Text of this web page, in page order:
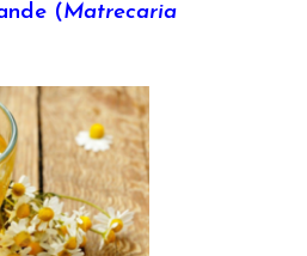
(Matrecaria